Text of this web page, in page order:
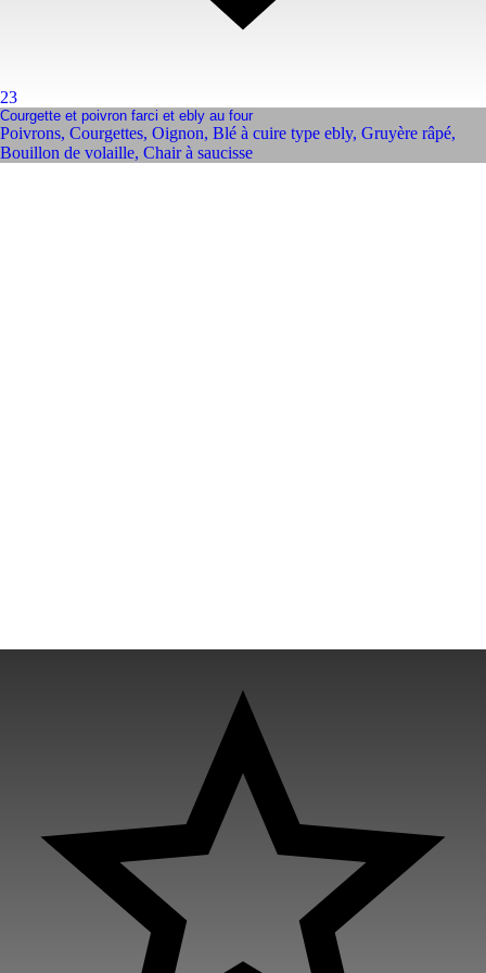
23
Courgette et poivron farci et ebly au four
Poivrons, Courgettes, Oignon, Blé à cuire type ebly, Gruyère râpé,
Bouillon de volaille, Chair à saucisse